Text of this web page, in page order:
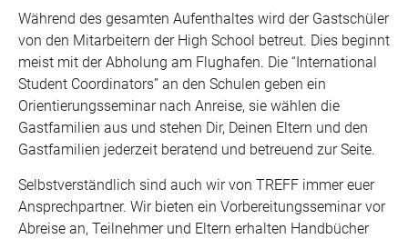
Während des gesamten Aufenthaltes wird der Gastschüler
von den Mitarbeitern der High School betreut. Dies beginnt
meist mit der Abholung am Flughafen. Die “International
Student Coordinators” an den Schulen geben ein
Orientierungsseminar nach Anreise, sie wählen die
Gastfamilien aus und stehen Dir, Deinen Eltern und den
Gastfamilien jederzeit beratend und betreuend zur Seite.
Selbstverständlich sind auch wir von TREFF immer euer
Ansprechpartner. Wir bieten ein Vorbereitungsseminar vor
Abreise an, Teilnehmer und Eltern erhalten Handbücher